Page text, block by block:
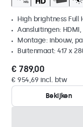
High brightness Full
Aansluitingen: HDMI,
Montage: inbouw,
Buitenmaat: 417 x
€ 789,00
€ 954,69 incl. btw
Bekijken